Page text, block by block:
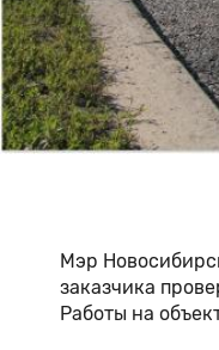
Мэр
заказчика
Работы на